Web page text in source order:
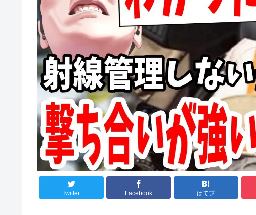
Twitter Facebook はてブ